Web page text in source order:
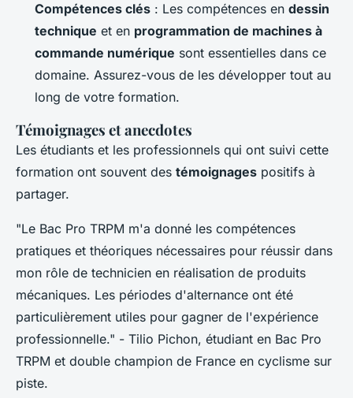
Compétences clés : Les compétences en dessin
technique et en programmation de machines à
commande numérique sont essentielles dans ce
domaine. Assurez-vous de les développer tout au
long de votre formation.
Témoignages et anecdotes
Les étudiants et les professionnels qui ont suivi cette
formation ont souvent des témoignages positifs à
partager.
"Le Bac Pro TRPM m'a donné les compétences
pratiques et théoriques nécessaires pour réussir dans
mon rôle de technicien en réalisation de produits
mécaniques. Les périodes d'alternance ont été
particulièrement utiles pour gagner de l'expérience
professionnelle." - Tilio Pichon, étudiant en Bac Pro
TRPM et double champion de France en cyclisme sur
piste.